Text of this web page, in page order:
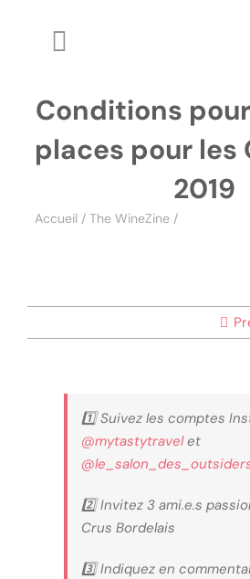
Toggle
Navigation
The WineZine
Wine Review
Apprendre
Conditions
places pour les
2019
Accueil / The WineZine /
1️⃣ Suivez les comptes
@mytastytravelet
2️⃣ Invitez 3 ami.e.s
Crus Bordelais
3️⃣ Indiquez en